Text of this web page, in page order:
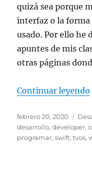
quizá sea porque
interfaz o la forma
usado. Por ello he
apuntes de mis
otras páginas
Continuar leyendo
Publicado
el
febrero 20, 2020
desarrollo,developer,
programar,swift,tvos,